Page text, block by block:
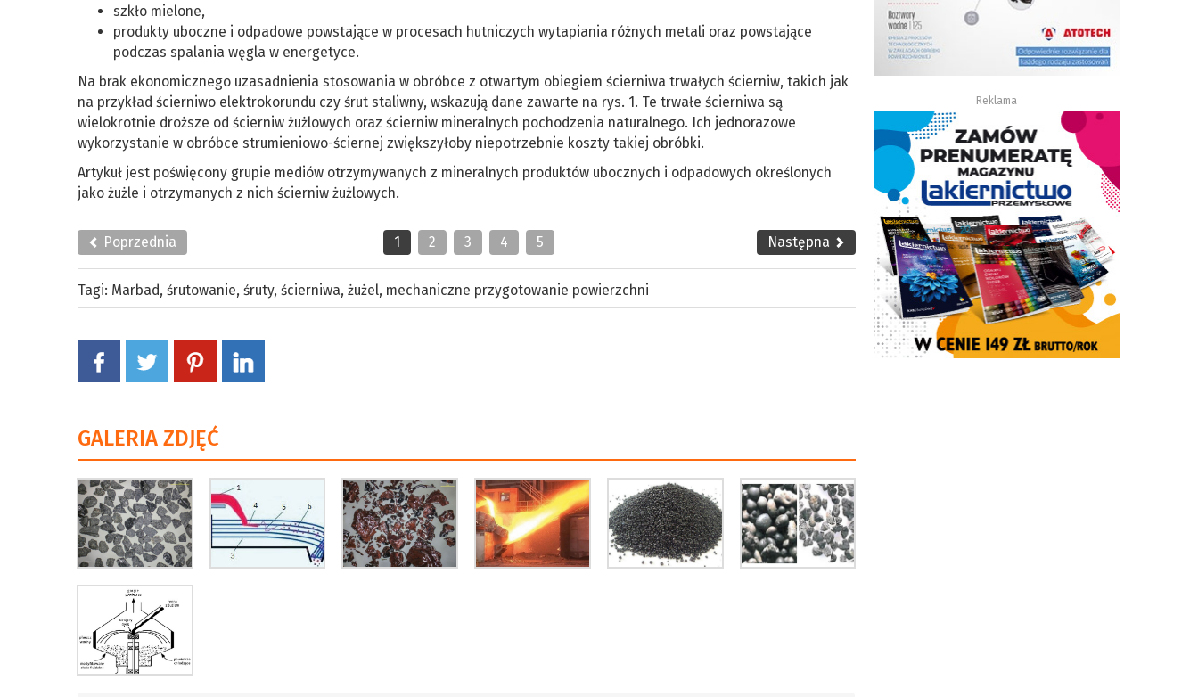
szkło mielone,
produkty uboczne i odpadowe powstające w procesach hutniczych wytapiania różnych metali oraz powstające
podczas spalania węgla w energetyce.
Na brak ekonomicznego uzasadnienia stosowania w obróbce z otwartym obiegiem ścierniwa trwałych ścierniw, takich jak
na przykład ścierniwo elektrokorundu czy śrut staliwny, wskazują dane zawarte na rys. 1. Te trwałe ścierniwa są
wielokrotnie droższe od ścierniw żużlowych oraz ścierniw mineralnych pochodzenia naturalnego. Ich jednorazowe
wykorzystanie w obróbce strumieniowo-ściernej zwiększyłoby niepotrzebnie koszty takiej obróbki.
Artykuł jest poświęcony grupie mediów otrzymywanych z mineralnych produktów ubocznych i odpadowych określonych
jako żużle i otrzymanych z nich ścierniw żużlowych.
Poprzednia 1 2 3 4 5 Następna
Tagi: Marbad, śrutowanie, śruty, ścierniwa, żużel, mechaniczne przygotowanie powierzchni
GALERIA ZDJĘĆ
Reklama